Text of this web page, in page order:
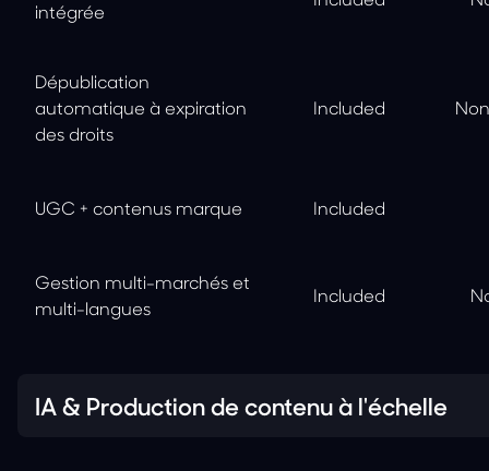
intégrée
Dépublication
automatique à expiration
des droits
Included
UGC + contenus marque Included
Gestion multi-marchés et
multi-langues
Included
IA & Production de contenu à l'échelle